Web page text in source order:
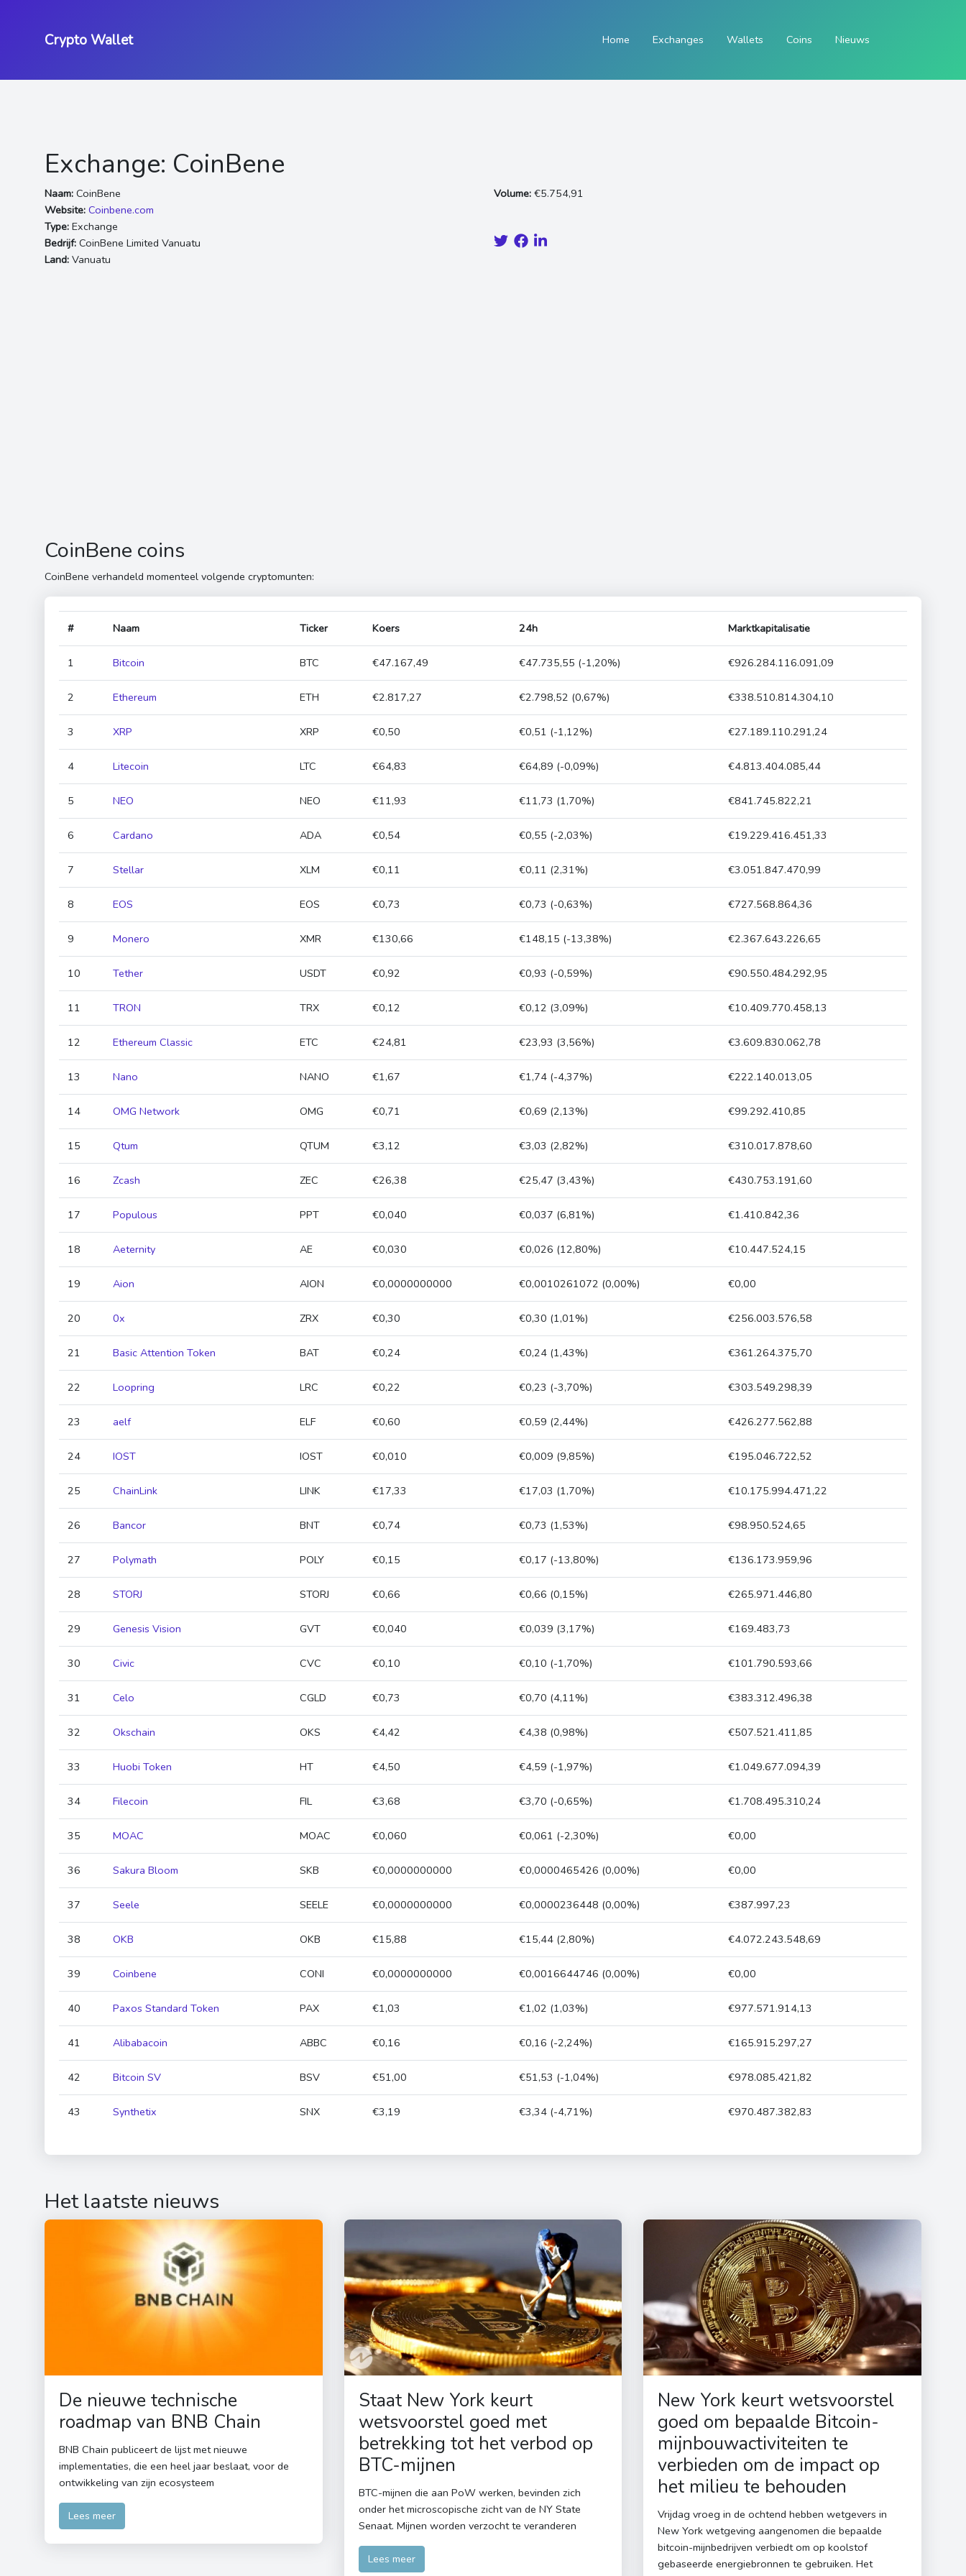
Crypto Wallet Home Exchanges Wallets Coins Nieuws
Exchange: CoinBene
Naam: CoinBene
Website: Coinbene.com
Type: Exchange
Bedrijf: CoinBene Limited Vanuatu
Land: Vanuatu
Volume: €5.754,91
CoinBene coins
CoinBene verhandeld momenteel volgende cryptomunten:
# Naam Ticker Koers 24h Marktkapitalisatie
1 Bitcoin BTC €47.167,49 €47.735,55 (-1,20%) €926.284.116.091,09
2 Ethereum ETH €2.817,27 €2.798,52 (0,67%) €338.510.814.304,10
3 XRP XRP €0,50 €0,51 (-1,12%) €27.189.110.291,24
4 Litecoin LTC €64,83 €64,89 (-0,09%) €4.813.404.085,44
5 NEO NEO €11,93 €11,73 (1,70%) €841.745.822,21
6 Cardano ADA €0,54 €0,55 (-2,03%) €19.229.416.451,33
7 Stellar XLM €0,11 €0,11 (2,31%) €3.051.847.470,99
8 EOS EOS €0,73 €0,73 (-0,63%) €727.568.864,36
9 Monero XMR €130,66 €148,15 (-13,38%) €2.367.643.226,65
10 Tether USDT €0,92 €0,93 (-0,59%) €90.550.484.292,95
11 TRON TRX €0,12 €0,12 (3,09%) €10.409.770.458,13
12 Ethereum Classic ETC €24,81 €23,93 (3,56%) €3.609.830.062,78
13 Nano NANO €1,67 €1,74 (-4,37%) €222.140.013,05
14 OMG Network OMG €0,71 €0,69 (2,13%) €99.292.410,85
15 Qtum QTUM €3,12 €3,03 (2,82%) €310.017.878,60
16 Zcash ZEC €26,38 €25,47 (3,43%) €430.753.191,60
17 Populous PPT €0,040 €0,037 (6,81%) €1.410.842,36
18 Aeternity AE €0,030 €0,026 (12,80%) €10.447.524,15
19 Aion AION €0,0000000000 €0,0010261072 (0,00%) €0,00
20 0x ZRX €0,30 €0,30 (1,01%) €256.003.576,58
21 Basic Attention Token BAT €0,24 €0,24 (1,43%) €361.264.375,70
22 Loopring LRC €0,22 €0,23 (-3,70%) €303.549.298,39
23 aelf ELF €0,60 €0,59 (2,44%) €426.277.562,88
24 IOST IOST €0,010 €0,009 (9,85%) €195.046.722,52
25 ChainLink LINK €17,33 €17,03 (1,70%) €10.175.994.471,22
26 Bancor BNT €0,74 €0,73 (1,53%) €98.950.524,65
27 Polymath POLY €0,15 €0,17 (-13,80%) €136.173.959,96
28 STORJ STORJ €0,66 €0,66 (0,15%) €265.971.446,80
29 Genesis Vision GVT €0,040 €0,039 (3,17%) €169.483,73
30 Civic CVC €0,10 €0,10 (-1,70%) €101.790.593,66
31 Celo CGLD €0,73 €0,70 (4,11%) €383.312.496,38
32 Okschain OKS €4,42 €4,38 (0,98%) €507.521.411,85
33 Huobi Token HT €4,50 €4,59 (-1,97%) €1.049.677.094,39
34 Filecoin FIL €3,68 €3,70 (-0,65%) €1.708.495.310,24
35 MOAC MOAC €0,060 €0,061 (-2,30%) €0,00
36 Sakura Bloom SKB €0,0000000000 €0,0000465426 (0,00%) €0,00
37 Seele SEELE €0,0000000000 €0,0000236448 (0,00%) €387.997,23
38 OKB OKB €15,88 €15,44 (2,80%) €4.072.243.548,69
39 Coinbene CONI €0,0000000000 €0,0016644746 (0,00%) €0,00
40 Paxos Standard Token PAX €1,03 €1,02 (1,03%) €977.571.914,13
41 Alibabacoin ABBC €0,16 €0,16 (-2,24%) €165.915.297,27
42 Bitcoin SV BSV €51,00 €51,53 (-1,04%) €978.085.421,82
43 Synthetix SNX €3,19 €3,34 (-4,71%) €970.487.382,83
Het laatste nieuws
De nieuwe technische
roadmap van BNB Chain
BNB Chain publiceert de lijst met nieuwe
implementaties, die een heel jaar beslaat, voor de
ontwikkeling van zijn ecosysteem
Lees meer
Staat New York keurt
wetsvoorstel goed met
betrekking tot het verbod op
BTC-mijnen
BTC-mijnen die aan PoW werken, bevinden zich
onder het microscopische zicht van de NY State
Senaat. Mijnen worden verzocht te veranderen
Lees meer
New York keurt wetsvoorstel
goed om bepaalde Bitcoin-
mijnbouwactiviteiten te
verbieden om de impact op
het milieu te behouden
Vrijdag vroeg in de ochtend hebben wetgevers in
New York wetgeving aangenomen die bepaalde
bitcoin-mijnbedrijven verbiedt om op koolstof
gebaseerde energiebronnen te gebruiken. Het